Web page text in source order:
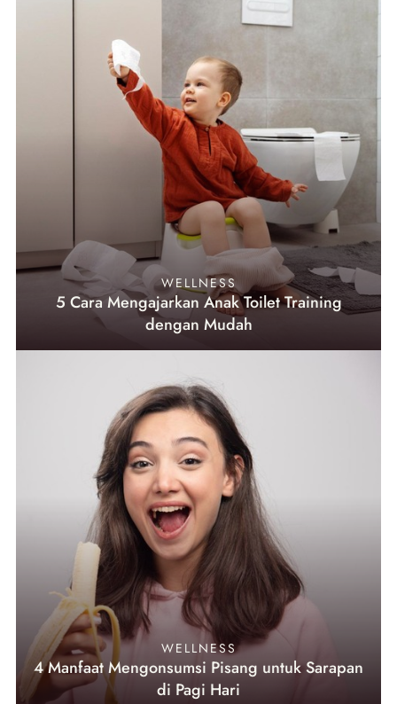
WELLNESS
5 Cara Mengajarkan Anak Toilet Training
dengan Mudah
WELLNESS
4 Manfaat Mengonsumsi Pisang untuk Sarapan
di Pagi Hari